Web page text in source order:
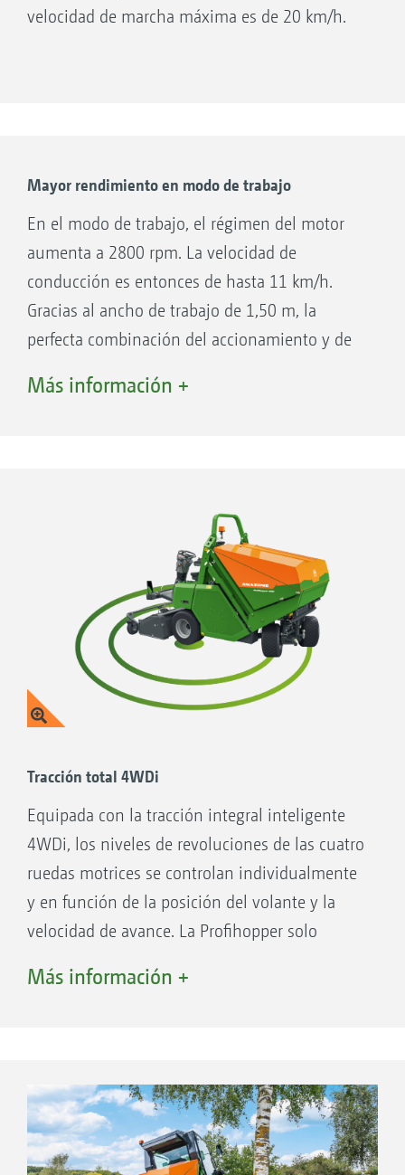
velocidad de marcha máxima es de 20 km/h.
Mayor rendimiento en modo de trabajo
En el modo de trabajo, el régimen del motor
aumenta a 2800 rpm. La velocidad de
conducción es entonces de hasta 11 km/h.
Gracias al ancho de trabajo de 1,50 m, la
perfecta combinación del accionamiento y de
rendimientos por superficie máximos de hasta
Más información +
Tracción total 4WDi
Equipada con la tracción integral inteligente
4WDi, los niveles de revoluciones de las cuatro
ruedas motrices se controlan individualmente
y en función de la posición del volante y la
velocidad de avance. La Profihopper solo
cuando las delanteras precisan su asistencia.
Ventajas de la tecnología 4WDi
Dirección que permite giros de radio 0
Alta seguridad y máxima maniobrabilidad
Más información +